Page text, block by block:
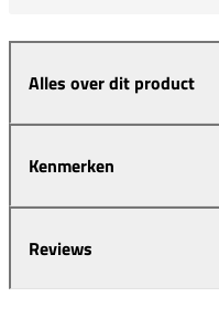
Alles over dit product
Kenmerken
Reviews